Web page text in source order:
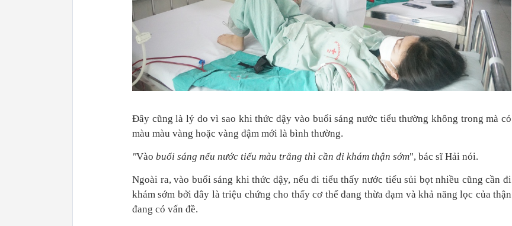
Đây cũng là lý do vì sao khi thức dậy vào buổi sáng nước tiểu thường không trong mà có
màu màu vàng hoặc vàng đậm mới là bình thường.
"Vào buổi sáng nếu nước tiểu màu trắng thì cần đi khám thận sớm", bác sĩ Hải nói.
Ngoài ra, vào buổi sáng khi thức dậy, nếu đi tiểu thấy nước tiểu sủi bọt nhiều cũng cần đi
khám sớm bởi đây là triệu chứng cho thấy cơ thể đang thừa đạm và khả năng lọc của thận
đang có vấn đề.